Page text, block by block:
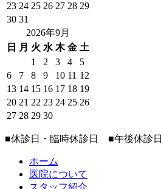
23 24 25 26 27 28 29
30 31
2026年9月
日
月 火 水 木 金 土
1
2 3 4
5
6
7 8 9 10 11 12
13 14 15 16 17 18 19
20 21 22 23 24 25 26
27 28 29 30
■休診日・臨時休診日 ■午後休診日
ホーム
医院について